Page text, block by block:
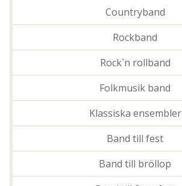
Countryband
Rockband
Rock`n rollband
Folkmusik band
Klassiska ensembler
Band till fest
Band till bröllop